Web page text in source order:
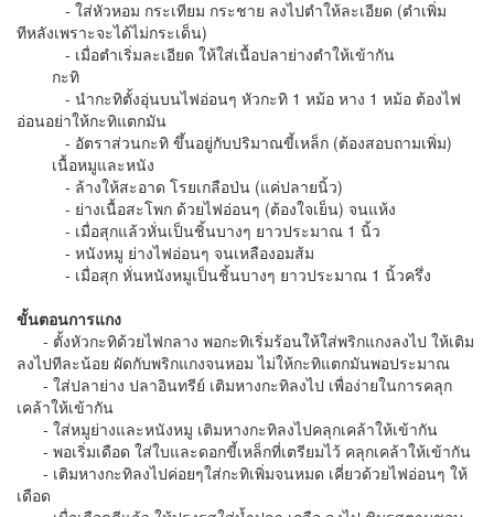
- ใส่หัวหอม กระเทียม กระชาย ลงไปตำให้ละเอียด (ตำเพิ่ม
ทีหลังเพราะจะได้ไม่กระเด็น)
- เมื่อตำเริ่มละเอียด ให้ใส่เนื้อปลาย่างตำให้เข้ากัน
กะทิ
- นำกะทิตั้งอุ่นบนไฟอ่อนๆ หัวกะทิ 1 หม้อ หาง 1 หม้อ ต้องไฟ
อ่อนอย่าให้กะทิแตกมัน
- อัตราส่วนกะทิ ขึ้นอยู่กับปริมาณขี้เหล็ก (ต้องสอบถามเพิ่ม)
เนื้อหมูและหนัง
- ล้างให้สะอาด โรยเกลือป่น (แค่ปลายนิ้ว)
- ย่างเนื้อสะโพก ด้วยไฟอ่อนๆ (ต้องใจเย็น) จนแห้ง
- เมื่อสุกแล้วหั่นเป็นชิ้นบางๆ ยาวประมาณ 1 นิ้ว
- หนังหมู ย่างไฟอ่อนๆ จนเหลืองอมส้ม
- เมื่อสุก หั่นหนังหมูเป็นชิ้นบางๆ ยาวประมาณ 1 นิ้วครึ่ง
ขั้นตอนการแกง
- ตั้งหัวกะทิด้วยไฟกลาง พอกะทิเริ่มร้อนให้ใส่พริกแกงลงไป ให้เติม
ลงไปทีละน้อย ผัดกับพริกแกงจนหอม ไม่ให้กะทิแตกมันพอประมาณ
- ใส่ปลาย่าง ปลาอินทรีย์ เติมหางกะทิลงไป เพื่อง่ายในการคลุก
เคล้าให้เข้ากัน
- ใส่หมูย่างและหนังหมู เติมหางกะทิลงไปคลุกเคล้าให้เข้ากัน
- พอเริ่มเดือด ใส่ใบและดอกขี้เหล็กที่เตรียมไว้ คลุกเคล้าให้เข้ากัน
- เติมหางกะทิลงไปค่อยๆใส่กะทิเพิ่มจนหมด เคี่ยวด้วยไฟอ่อนๆ ให้
เดือด